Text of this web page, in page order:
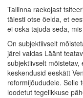
Tallinna raekojast
täiesti otse öelda, et
ei oska tajuda seda,
On subjektiivselt
järel valdas Läänt
subjektiivselt
keskendusid eeskätt
reformijõududele. Selle
loodetut tegelikkuse